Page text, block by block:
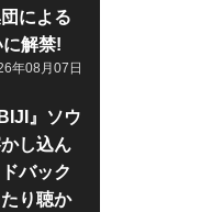
による
解禁!
年08月07日
』ソウ
し込ん
バック
り聴か